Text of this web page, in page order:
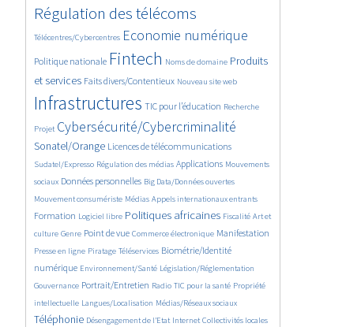
4641/5588
Régulation des télécoms
365/5588
Télécentres/Cybercentres
3716/5588 Economie numérique
1861/5588
Politique nationale Fintech Noms de domaine Produits
et services
1610/5588 Faits divers/Contentieux
851/5588 Nouveau site web
5588/5588
Infrastructures
1832/5588
TIC pour l’éducation
196/5588
Recherche
247/5588
Projet
3555/5588Cybersécurité/Cybercriminalité
2317/5588
Sonatel/Orange
1612/5588 Licences de télécommunications
302/5588
Sudatel/Expresso
1018/5588 Régulation des médias
1527/5588 Applications
1061/5588
Mouvements
sociaux
1663/5588Données personnelles
147/5588 Big Data/Données ouvertes
614/5588
Mouvement consumériste
368/5588 Médias
711/5588 Appels internationaux entrants
1760/5588
Formation
94/5588 Logiciel libre
2661/5588 Politiques africaines
1111/5588 Fiscalité
178/5588
Art et
culture
663/5588
Genre
1832/5588 Point de vue
1049/5588 Commerce électronique
1581/5588 Manifestation
337/5588
Presse en ligne
130/5588 Piratage
208/5588 Téléservices
1248/5588
Biométrie/Identité
numérique
364/5588 Environnement/Santé
349/5588 Législation/Réglementation
372/5588
Gouvernance
1876/5588Portrait/Entretien
145/5588 Radio
838/5588 TIC pour la santé
290/5588
Propriété
intellectuelle
60/5588 Langues/Localisation
1142/5588 Médias/Réseaux sociaux
2264/5588
Téléphonie
194/5588 Désengagement de l’Etat
1067/5588 Internet
120/5588 Collectivités locales
419/5588